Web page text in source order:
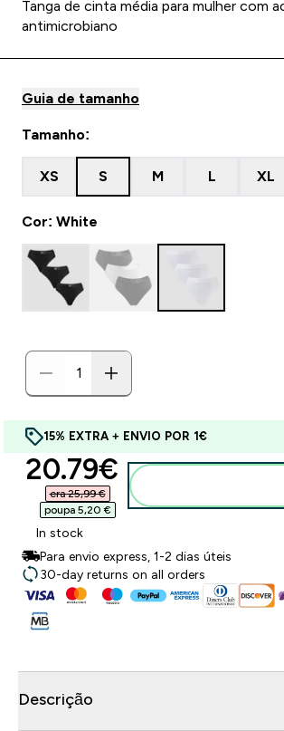
Tanga de cinta média para mulher com
antimicrobiano
Guia de tamanho
Tamanho:
XS S M L XL
Cor: White
15% EXTRA + ENVIO POR 1€
discounted price
20.79€‎
era 25,99 €‎
poupa 5,20 €‎
In stock
Para envio express, 1-2 dias úteis
30-day returns on all orders
Descrição